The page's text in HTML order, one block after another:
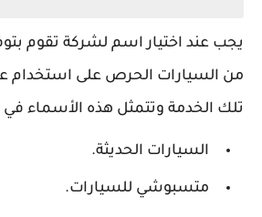
يجب عند اختيار اسم لشركة تقوم
من السيارات الحرص على استخدام
تلك الخدمة وتتمثل هذه الأسماء في
السيارات الحديثة.
متسبوشي للسيارات.